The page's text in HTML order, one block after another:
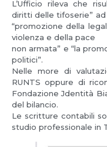
L’Ufficio rileva che
diritti delle tifoserie”
“promozione della
violenza e della pace
non armata” e “la
politici”.
Nelle more di
RUNTS oppure di
Fondazione Jdentità
del bilancio.
Le scritture contabili
studio professionale in